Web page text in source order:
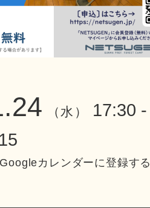
（水） 17:30 -
Googleカレンダーに登録する